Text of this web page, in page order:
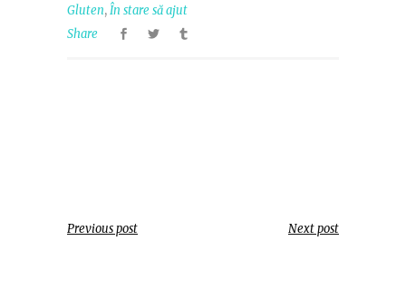
Gluten,În stare să ajut
Share
Previous post Next post